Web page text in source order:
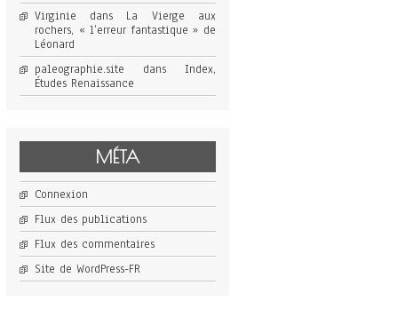
Virginie dans La Vierge aux
rochers, « l’erreur fantastique » de
Léonard
paleographie.site dans Index,
Études Renaissance
MÉTA
Connexion
Flux des publications
Flux des commentaires
Site de WordPress-FR